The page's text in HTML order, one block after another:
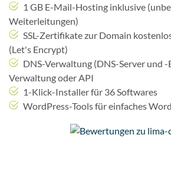
1 GB E-Mail-Hosting inklusive
Weiterleitungen)
SSL-Zertifikate zur Domain
(Let's Encrypt)
DNS-Verwaltung (DNS-Server und
Verwaltung oder API
1-Klick-Installer für 36 Softwares
WordPress-Tools für einfaches